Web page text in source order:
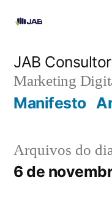
JAB
Marketing
Manifesto
Arquivos do
6 de